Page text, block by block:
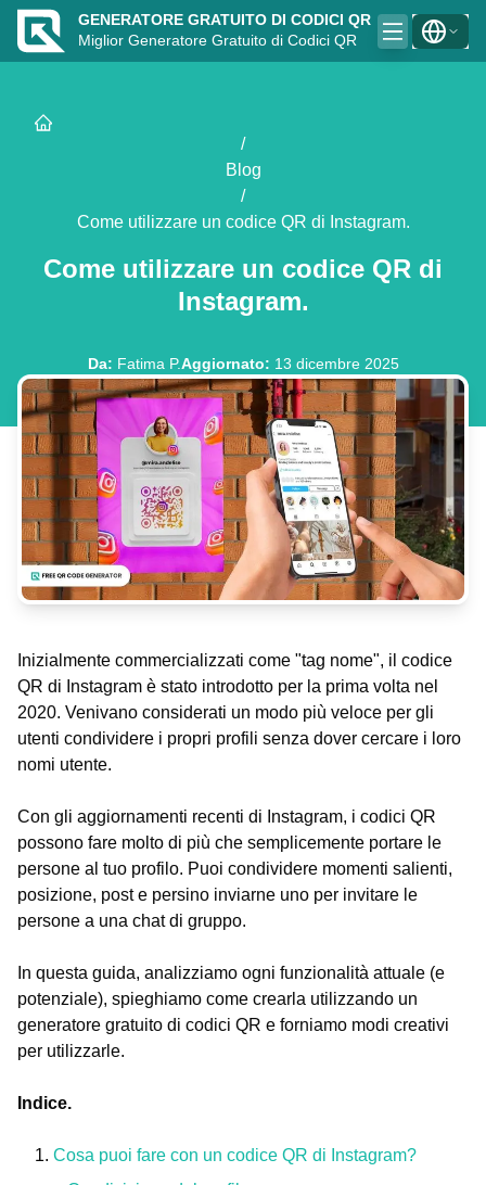
GENERATORE GRATUITO DI CODICI QR
Miglior Generatore Gratuito di Codici QR
/
Blog
/
Come utilizzare un codice QR di Instagram.
Come utilizzare un codice QR di
Instagram.
Da: Fatima P.Aggiornato: 13 dicembre 2025
Inizialmente commercializzati come "tag nome", il codice
QR di Instagram è stato introdotto per la prima volta nel
2020. Venivano considerati un modo più veloce per gli
utenti condividere i propri profili senza dover cercare i loro
nomi utente.
Con gli aggiornamenti recenti di Instagram, i codici QR
possono fare molto di più che semplicemente portare le
persone al tuo profilo. Puoi condividere momenti salienti,
posizione, post e persino inviarne uno per invitare le
persone a una chat di gruppo.
In questa guida, analizziamo ogni funzionalità attuale (e
potenziale), spieghiamo come crearla utilizzando un
generatore gratuito di codici QR e forniamo modi creativi
per utilizzarle.
Indice.
Cosa puoi fare con un codice QR di Instagram?